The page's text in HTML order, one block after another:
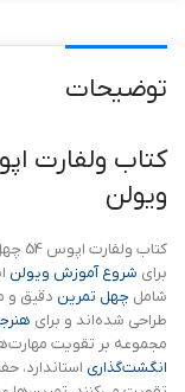
توضیحات
ویولن
کتاب ولفارت اپوس 54 چهل تمرین مقدماتی ویولن منبعی
برای شروع آموزش ویولن
شامل چهل تمرین دقیق و
طراحی شده‌اند و برای
مجموعه بر تقویت
انگشت‌گذاری استاندارد،